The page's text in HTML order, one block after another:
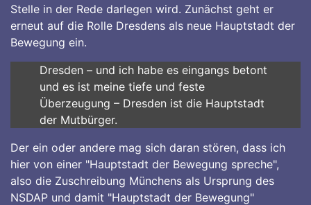
Stelle in der Rede darlegen wird. Zunächst geht er
erneut auf die Rolle Dresdens als neue Hauptstadt der
Bewegung ein.
Dresden – und ich habe es eingangs betont
und es ist meine tiefe und feste
Überzeugung – Dresden ist die Hauptstadt
der Mutbürger.
Der ein oder andere mag sich daran stören, dass ich
hier von einer "Hauptstadt der Bewegung spreche",
also die Zuschreibung Münchens als Ursprung des
NSDAP und damit "Hauptstadt der Bewegung"